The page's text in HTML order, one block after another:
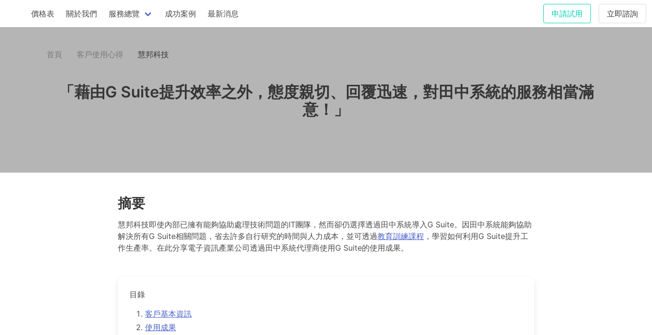
價格表 關於我們 服務總覽 成功案例 最新消息 申請試用 立即諮詢
首頁 客戶使用心得 慧邦科技
「藉由G Suite提升效率之外，態度親切、回覆迅速，對田中系統的服務相當滿
意！」
摘要
慧邦科技即使內部已擁有能夠協助處理技術問題的IT團隊，然而卻仍選擇透過田中系統導入G Suite。因田中系統能夠協助
解決所有G Suite相關問題，省去許多自行研究的時間與人力成本，並可透過教育訓練課程 ，學習如何利用G Suite提升工
作生產率。在此分享電子資訊產業公司透過田中系統代理商使用G Suite的使用成果。
目錄
客戶基本資訊
使用成果